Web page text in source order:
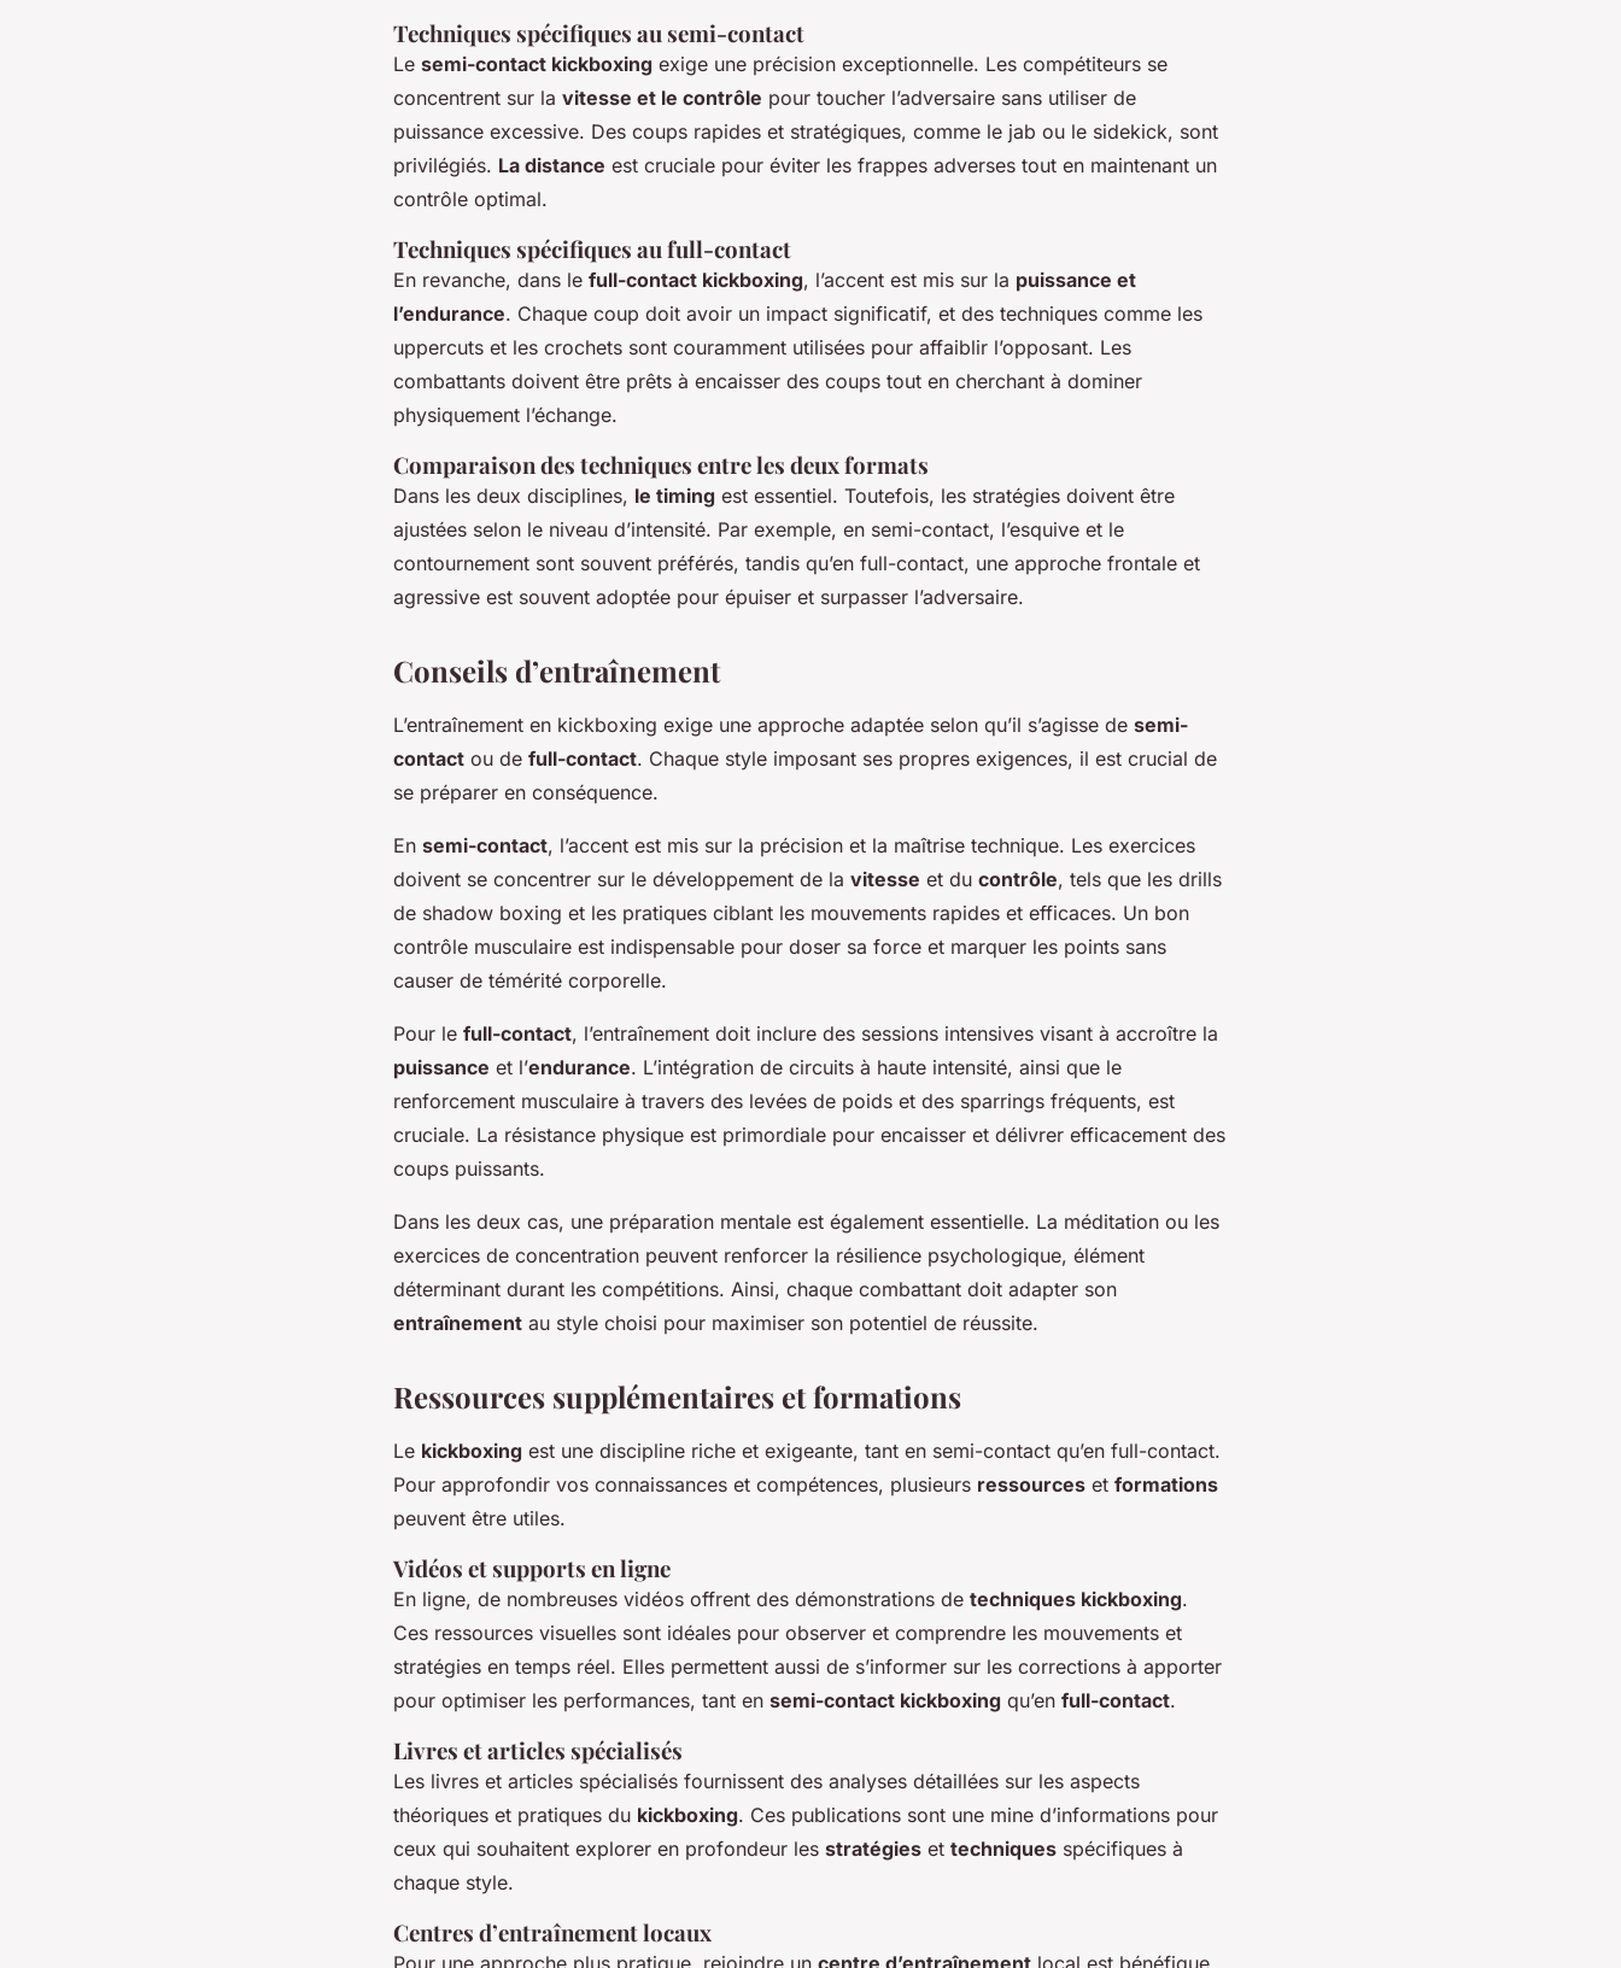
Techniques spécifiques au semi-contact
Le semi-contact kickboxing exige une précision exceptionnelle. Les compétiteurs se
concentrent sur la vitesse et le contrôle pour toucher l’adversaire sans utiliser de
puissance excessive. Des coups rapides et stratégiques, comme le jab ou le sidekick, sont
privilégiés. La distance est cruciale pour éviter les frappes adverses tout en maintenant un
contrôle optimal.
Techniques spécifiques au full-contact
En revanche, dans le full-contact kickboxing, l’accent est mis sur la puissance et
l’endurance. Chaque coup doit avoir un impact significatif, et des techniques comme les
uppercuts et les crochets sont couramment utilisées pour affaiblir l’opposant. Les
combattants doivent être prêts à encaisser des coups tout en cherchant à dominer
physiquement l’échange.
Comparaison des techniques entre les deux formats
Dans les deux disciplines, le timing est essentiel. Toutefois, les stratégies doivent être
ajustées selon le niveau d’intensité. Par exemple, en semi-contact, l’esquive et le
contournement sont souvent préférés, tandis qu’en full-contact, une approche frontale et
agressive est souvent adoptée pour épuiser et surpasser l’adversaire.
Conseils d’entraînement
L’entraînement en kickboxing exige une approche adaptée selon qu’il s’agisse de semi-
contact ou de full-contact. Chaque style imposant ses propres exigences, il est crucial de
se préparer en conséquence.
En semi-contact, l’accent est mis sur la précision et la maîtrise technique. Les exercices
doivent se concentrer sur le développement de la vitesse et du contrôle, tels que les drills
de shadow boxing et les pratiques ciblant les mouvements rapides et efficaces. Un bon
contrôle musculaire est indispensable pour doser sa force et marquer les points sans
causer de témérité corporelle.
Pour le full-contact, l’entraînement doit inclure des sessions intensives visant à accroître la
puissance et l’endurance. L’intégration de circuits à haute intensité, ainsi que le
renforcement musculaire à travers des levées de poids et des sparrings fréquents, est
cruciale. La résistance physique est primordiale pour encaisser et délivrer efficacement des
coups puissants.
Dans les deux cas, une préparation mentale est également essentielle. La méditation ou les
exercices de concentration peuvent renforcer la résilience psychologique, élément
déterminant durant les compétitions. Ainsi, chaque combattant doit adapter son
entraînement au style choisi pour maximiser son potentiel de réussite.
Ressources supplémentaires et formations
Le kickboxing est une discipline riche et exigeante, tant en semi-contact qu’en full-contact.
Pour approfondir vos connaissances et compétences, plusieurs ressources et formations
peuvent être utiles.
Vidéos et supports en ligne
En ligne, de nombreuses vidéos offrent des démonstrations de techniques kickboxing.
Ces ressources visuelles sont idéales pour observer et comprendre les mouvements et
stratégies en temps réel. Elles permettent aussi de s’informer sur les corrections à apporter
pour optimiser les performances, tant en semi-contact kickboxing qu’en full-contact.
Livres et articles spécialisés
Les livres et articles spécialisés fournissent des analyses détaillées sur les aspects
théoriques et pratiques du kickboxing. Ces publications sont une mine d’informations pour
ceux qui souhaitent explorer en profondeur les stratégies et techniques spécifiques à
chaque style.
Centres d’entraînement locaux